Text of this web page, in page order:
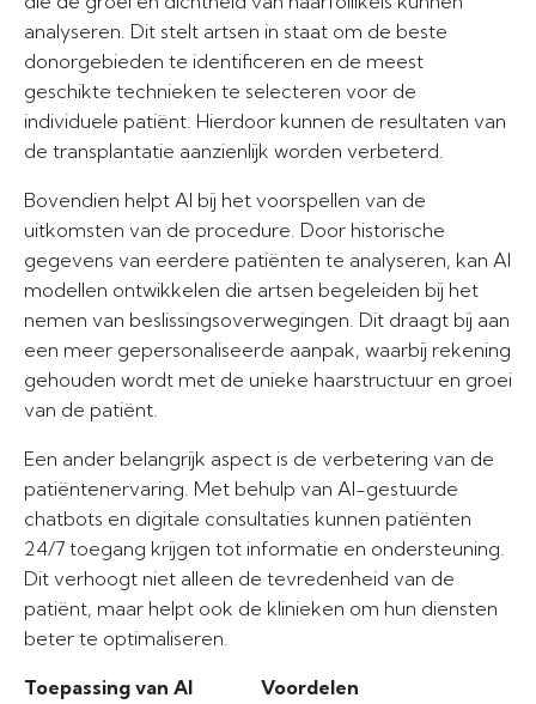
analyseren. Dit stelt artsen in staat om de beste
donorgebieden te identificeren en de meest
geschikte technieken te selecteren voor de
individuele patiënt. Hierdoor kunnen de resultaten van
de transplantatie aanzienlijk worden verbeterd.
Bovendien helpt AI bij het voorspellen van de
uitkomsten van de procedure. Door historische
gegevens van eerdere patiënten te analyseren, kan AI
modellen ontwikkelen die artsen begeleiden bij het
nemen van beslissingsoverwegingen. Dit draagt bij aan
een meer gepersonaliseerde aanpak, waarbij rekening
gehouden wordt met de unieke haarstructuur en groei
van de patiënt.
Een ander belangrijk aspect is de verbetering van de
patiëntenervaring. Met behulp van AI-gestuurde
chatbots en digitale consultaties kunnen patiënten
24/7 toegang krijgen tot informatie en ondersteuning.
Dit verhoogt niet alleen de tevredenheid van de
patiënt, maar helpt ook de klinieken om hun diensten
beter te optimaliseren.
Toepassing van AI
Voordelen